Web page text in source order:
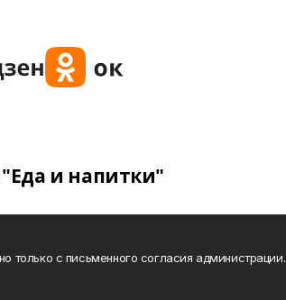
"Еда и напитки"
с письменного согласия администрации.